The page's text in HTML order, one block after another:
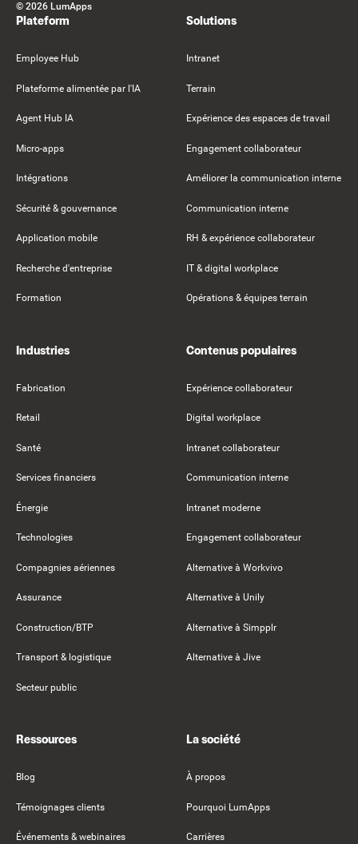
© 2026 LumApps
Plateform
Employee Hub
Plateforme alimentée par l'IA
Agent Hub IA
Micro-apps
Intégrations
Sécurité & gouvernance
Application mobile
Recherche d'entreprise
Formation
Solutions
Intranet
Terrain
Expérience des espaces de travail
Engagement collaborateur
Améliorer la communication interne
Communication interne
RH & expérience collaborateur
IT & digital workplace
Opérations & équipes terrain
Industries
Fabrication
Retail
Santé
Services financiers
Énergie
Technologies
Compagnies aériennes
Assurance
Construction/BTP
Transport & logistique
Secteur public
Contenus populaires
Expérience collaborateur
Digital workplace
Intranet collaborateur
Communication interne
Intranet moderne
Engagement collaborateur
Alternative à Workvivo
Alternative à Unily
Alternative à Simpplr
Alternative à Jive
Ressources
Blog
Témoignages clients
Événements & webinaires
La société
À propos
Pourquoi LumApps
Carrières